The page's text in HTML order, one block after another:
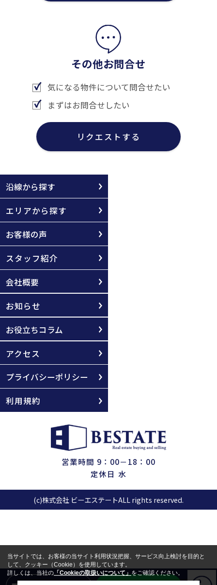
その他お問合せ
気になる物件について問合せたい
まずはお問合せしたい
リクエストする
沿線から探す
エリアから探す
お客様の声
スタッフ紹介
会社概要
お知らせ
お役立ちコラム
アクセス
プライバシーポリシー
利用規約
営業時間 9：00－18：00
定休日 水
(c)株式会社 ビーエステートALL rights reserved.
当サイトでは、お客様の当サイト利用状況把握、サービス向上検討を目的と
して、クッキー（Cookie）を使用しています。
詳しくは、当社の「Cookieの取扱いについて」をご確認ください。